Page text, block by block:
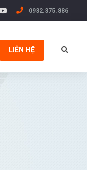
0932.375.886
LIÊN HỆ